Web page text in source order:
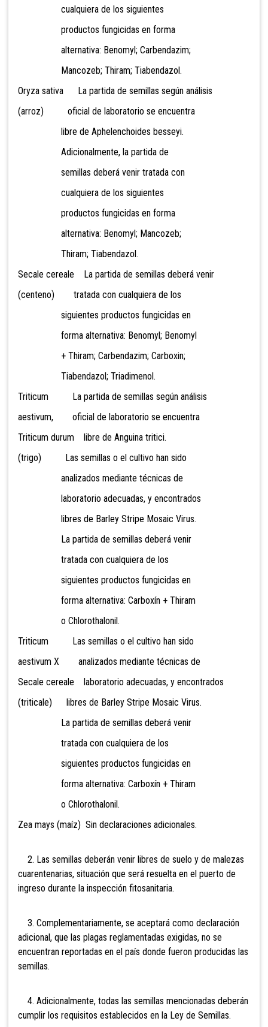
cualquiera de los siguientes
productos fungicidas en forma
alternativa: Benomyl; Carbendazim;
Mancozeb; Thiram; Tiabendazol.
Oryza sativa La partida de semillas según análisis
(arroz) oficial de laboratorio se encuentra
libre de Aphelenchoides besseyi.
Adicionalmente, la partida de
semillas deberá venir tratada con
cualquiera de los siguientes
productos fungicidas en forma
alternativa: Benomyl; Mancozeb;
Thiram; Tiabendazol.
Secale cereale La partida de semillas deberá venir
(centeno) tratada con cualquiera de los
siguientes productos fungicidas en
forma alternativa: Benomyl; Benomyl
+ Thiram; Carbendazim; Carboxin;
Tiabendazol; Triadimenol.
Triticum La partida de semillas según análisis
aestivum, oficial de laboratorio se encuentra
Triticum durum libre de Anguina tritici.
(trigo) Las semillas o el cultivo han sido
analizados mediante técnicas de
laboratorio adecuadas, y encontrados
libres de Barley Stripe Mosaic Virus.
La partida de semillas deberá venir
tratada con cualquiera de los
siguientes productos fungicidas en
forma alternativa: Carboxín + Thiram
o Chlorothalonil.
Triticum Las semillas o el cultivo han sido
aestivum X analizados mediante técnicas de
Secale cereale laboratorio adecuadas, y encontrados
(triticale) libres de Barley Stripe Mosaic Virus.
La partida de semillas deberá venir
tratada con cualquiera de los
siguientes productos fungicidas en
forma alternativa: Carboxín + Thiram
o Chlorothalonil.
Zea mays (maíz) Sin declaraciones adicionales.
2. Las semillas deberán venir libres de suelo y de malezas
cuarentenarias, situación que será resuelta en el puerto de
ingreso durante la inspección fitosanitaria.
3. Complementariamente, se aceptará como declaración
adicional, que las plagas reglamentadas exigidas, no se
encuentran reportadas en el país donde fueron producidas las
semillas.
4. Adicionalmente, todas las semillas mencionadas deberán
cumplir los requisitos establecidos en la Ley de Semillas.